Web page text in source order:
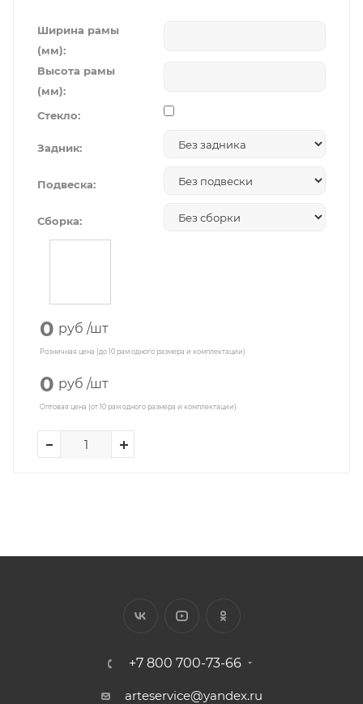
Ширина рамы
(мм):
Высота рамы
(мм):
Стекло:
Задник:
Подвеска:
Сборка:
0 руб /шт
Розничная цена (до 10 рам одного размера и комплектации)
0 руб /шт
Оптовая цена (от 10 рам одного размера и комплектации)
+7 800 700-73-66
arteservice@yandex.ru